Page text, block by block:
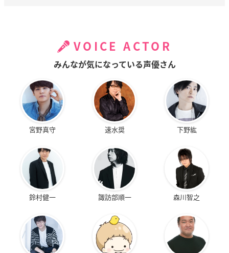
VOICE ACTOR
みんなが気になっている声優さん
宮野真守 速水奨 下野紘
鈴村健一 諏訪部順一 森川智之